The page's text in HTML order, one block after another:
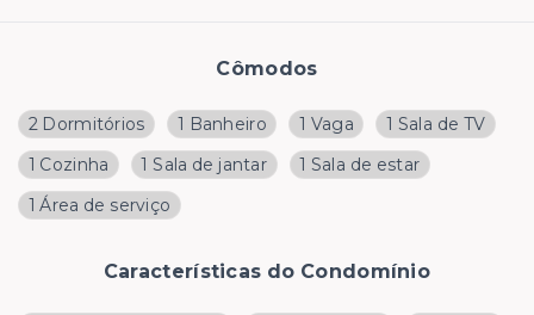
Cômodos
2 Dormitórios 1 Banheiro 1 Vaga
1 Sala de TV
1 Cozinha
1 Sala de jantar
1 Sala de estar
1 Área de serviço
Características do Condomínio